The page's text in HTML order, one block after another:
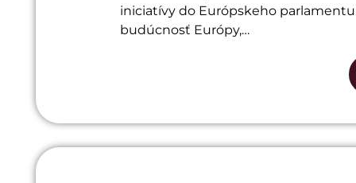
iniciatívy do Európskeho
budúcnosť Európy,…